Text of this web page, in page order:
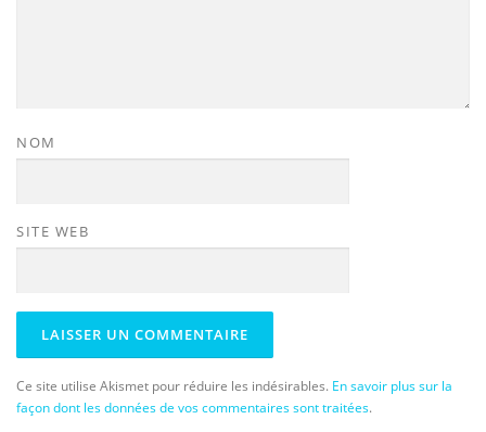
NOM
SITE WEB
Ce site utilise Akismet pour réduire les indésirables. En savoir plus sur la
façon dont les données de vos commentaires sont traitées.